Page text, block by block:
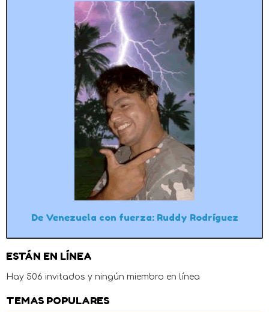
De Venezuela con fuerza: Ruddy Rodríguez
ESTÁN EN LÍNEA
Hay 506 invitados y ningún miembro en línea
TEMAS POPULARES